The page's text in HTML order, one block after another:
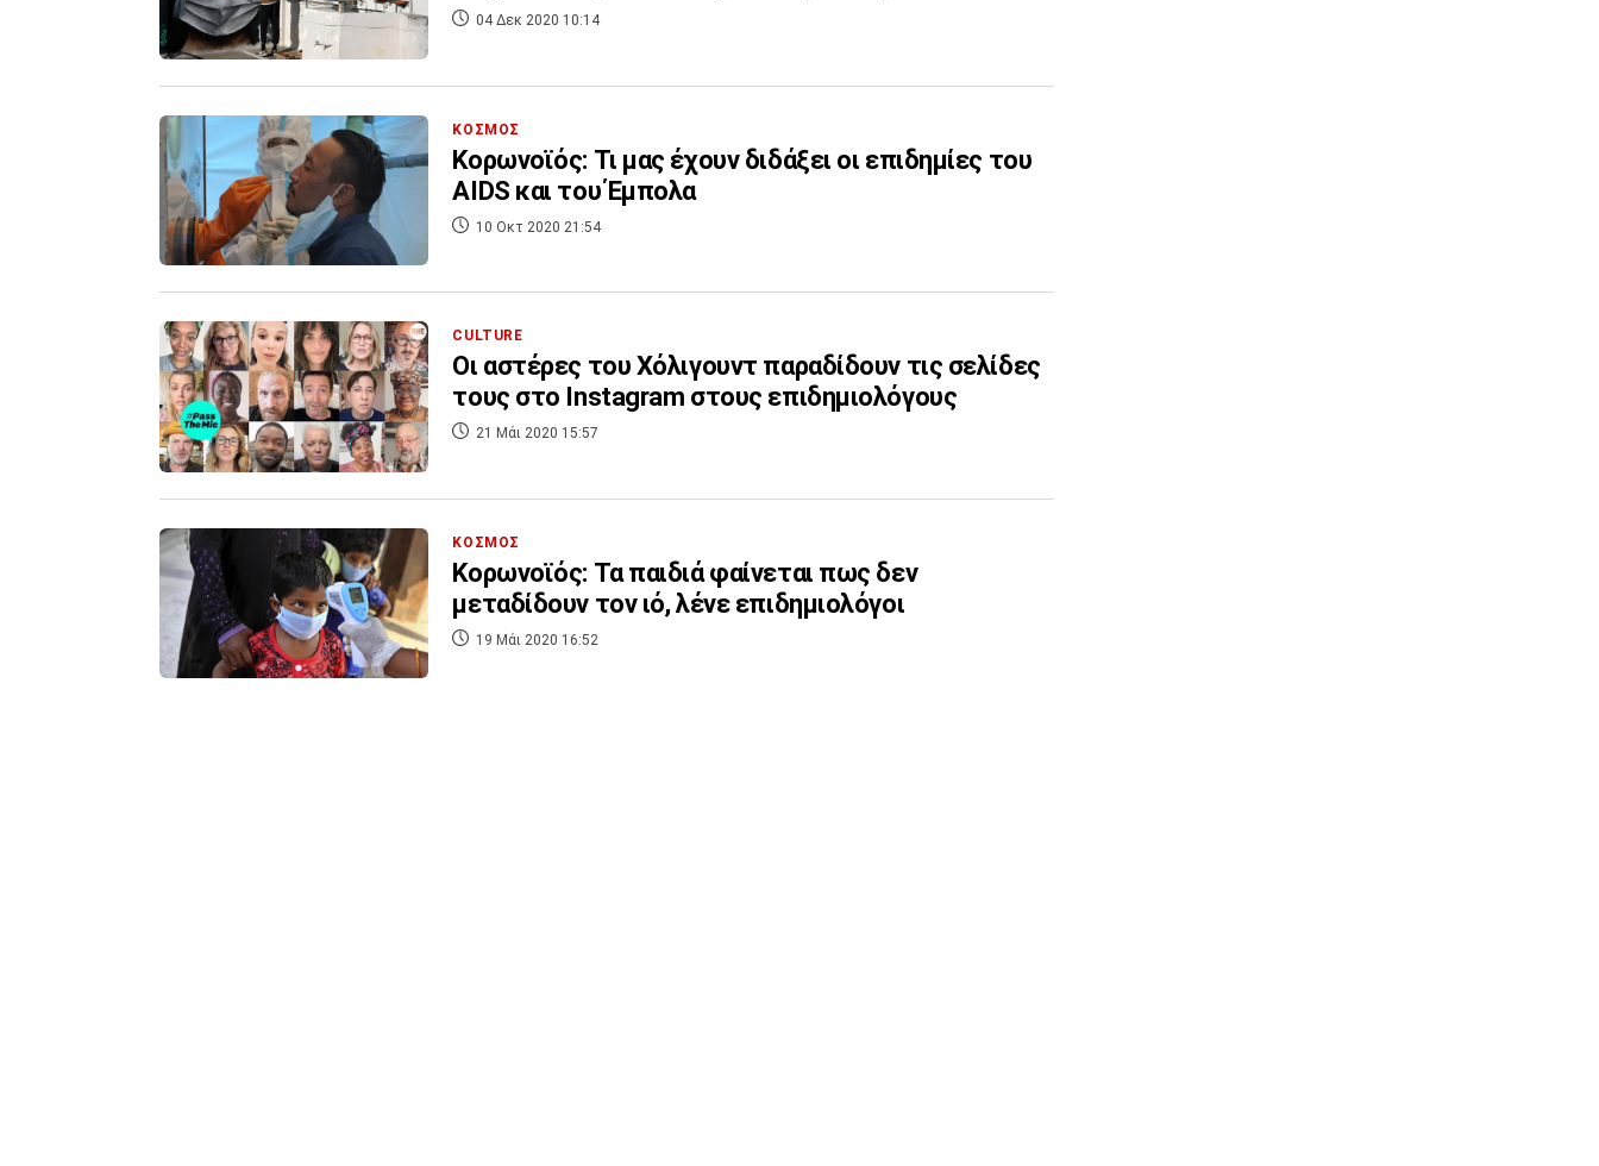
04 Δεκ 2020 10:14
ΚΟΣΜΟΣ
Κορωνοϊός: Τι μας έχουν διδάξει οι επιδημίες του
AIDS και του Έμπολα
10 Οκτ 2020 21:54
CULTURE
Oι αστέρες του Χόλιγουντ παραδίδουν τις σελίδες
τους στο Instagram στους επιδημιολόγους
21 Μάι 2020 15:57
ΚΟΣΜΟΣ
Κορωνοϊός: Τα παιδιά φαίνεται πως δεν
μεταδίδουν τον ιό, λένε επιδημιολόγοι
19 Μάι 2020 16:52